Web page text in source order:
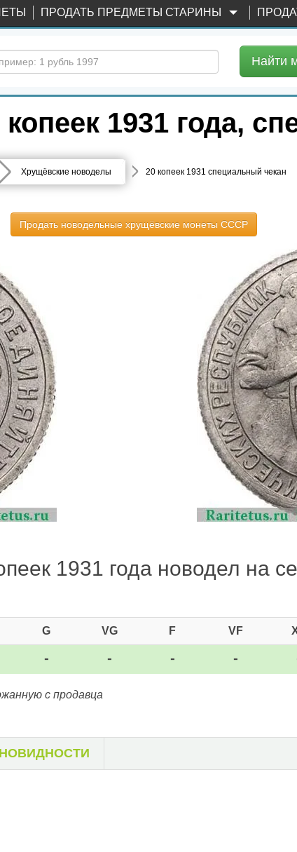
ПРОДАТЬ ПРЕДМЕТЫ СТАРИНЫ
Найти
1931 года,
Хрущёвские новоделы 20 копеек 1931 специальный чекан
Продать новодельные хрущёвские монеты СССР
1931 года новодел на
G VG F VF
- - - -
с продавца